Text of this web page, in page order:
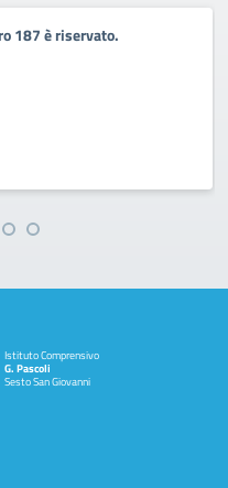
187 è riservato.
Istituto Comprensivo
G. Pascoli
Sesto San Giovanni